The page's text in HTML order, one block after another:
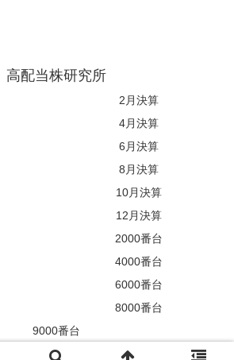
高配当株研究所
2月決算
4月決算
6月決算
8月決算
10月決算
12月決算
2000番台
4000番台
6000番台
8000番台
9000番台